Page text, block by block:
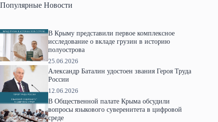
Популярные Новости
В Крыму представили первое комплексное
исследование о вкладе грузин в историю
полуострова
25.06.2026
Александр Баталин удостоен звания Героя Труда
России
12.06.2026
В Общественной палате Крыма обсудили
вопросы языкового суверенитета в цифровой
среде